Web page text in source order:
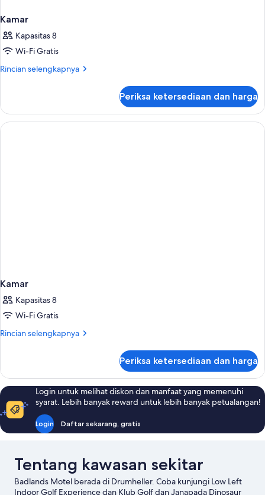
Kamar
Kapasitas 8
Wi-Fi Gratis
Rincian selengkapnya
Rincian
Kamar
Periksa ketersediaan dan harga
Kamar
Kapasitas 8
Wi-Fi Gratis
Rincian selengkapnya
Rincian
Kamar
Periksa ketersediaan dan harga
Login untuk melihat diskon dan manfaat yang memenuhi
syarat. Lebih banyak reward untuk lebih banyak petualangan!
Login Daftar sekarang, gratis
Tentang kawasan sekitar
Badlands Motel berada di Drumheller. Coba kunjungi Low Left
Indoor Golf Experience dan Klub Golf dan Janapada Dinosaur